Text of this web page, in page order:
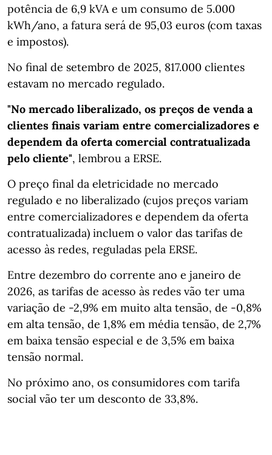
potência de 6,9 kVA e um consumo de 5.000
kWh/ano, a fatura será de 95,03 euros (com taxas
e impostos).
No final de setembro de 2025, 817.000 clientes
estavam no mercado regulado.
"No mercado liberalizado, os preços de venda a
clientes finais variam entre comercializadores e
dependem da oferta comercial contratualizada
pelo cliente", lembrou a ERSE.
O preço final da eletricidade no mercado
regulado e no liberalizado (cujos preços variam
entre comercializadores e dependem da oferta
contratualizada) incluem o valor das tarifas de
acesso às redes, reguladas pela ERSE.
Entre dezembro do corrente ano e janeiro de
2026, as tarifas de acesso às redes vão ter uma
variação de -2,9% em muito alta tensão, de -0,8%
em alta tensão, de 1,8% em média tensão, de 2,7%
em baixa tensão especial e de 3,5% em baixa
tensão normal.
No próximo ano, os consumidores com tarifa
social vão ter um desconto de 33,8%.